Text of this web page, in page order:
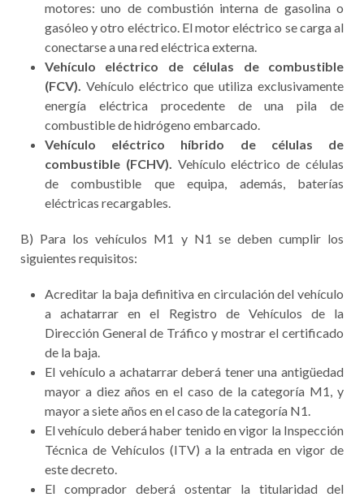
motores: uno de combustión interna de gasolina o
gasóleo y otro eléctrico. El motor eléctrico se carga al
conectarse a una red eléctrica externa.
Vehículo eléctrico de células de combustible
(FCV). Vehículo eléctrico que utiliza exclusivamente
energía eléctrica procedente de una pila de
combustible de hidrógeno embarcado.
Vehículo eléctrico híbrido de células de
combustible (FCHV). Vehículo eléctrico de células
de combustible que equipa, además, baterías
eléctricas recargables.
B) Para los vehículos M1 y N1 se deben cumplir los
siguientes requisitos:
Acreditar la baja definitiva en circulación del vehículo
a achatarrar en el Registro de Vehículos de la
Dirección General de Tráfico y mostrar el certificado
de la baja.
El vehículo a achatarrar deberá tener una antigüedad
mayor a diez años en el caso de la categoría M1, y
mayor a siete años en el caso de la categoría N1.
El vehículo deberá haber tenido en vigor la Inspección
Técnica de Vehículos (ITV) a la entrada en vigor de
este decreto.
El comprador deberá ostentar la titularidad del